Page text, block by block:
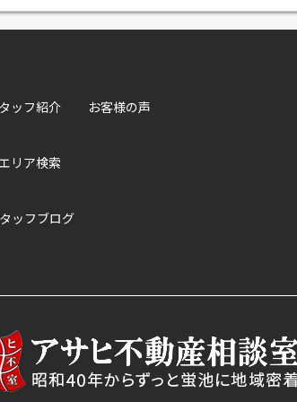
ッフ紹介 お客様の声
リア検索
ッフブログ